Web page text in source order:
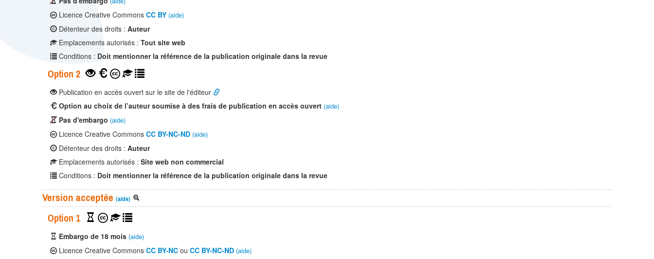
Licence Creative Commons CC BY (aide)
Détenteur des droits : Auteur
Emplacements autorisés : Tout site web
Conditions : Doit mentionner la référence de la publication originale dans la revue
Option 2
Publication en accès ouvert sur le site de l'éditeur
Option au choix de l’auteur soumise à des frais de publication en accès ouvert (aide)
Pas d'embargo (aide)
Licence Creative Commons CC BY-NC-ND (aide)
Détenteur des droits : Auteur
Emplacements autorisés : Site web non commercial
Conditions : Doit mentionner la référence de la publication originale dans la revue
Version acceptée (aide)
Option 1
Embargo de 18 mois (aide)
Licence Creative Commons CC BY-NC ou CC BY-NC-ND (aide)